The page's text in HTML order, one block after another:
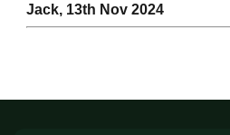
Jack, 13th Nov 2024